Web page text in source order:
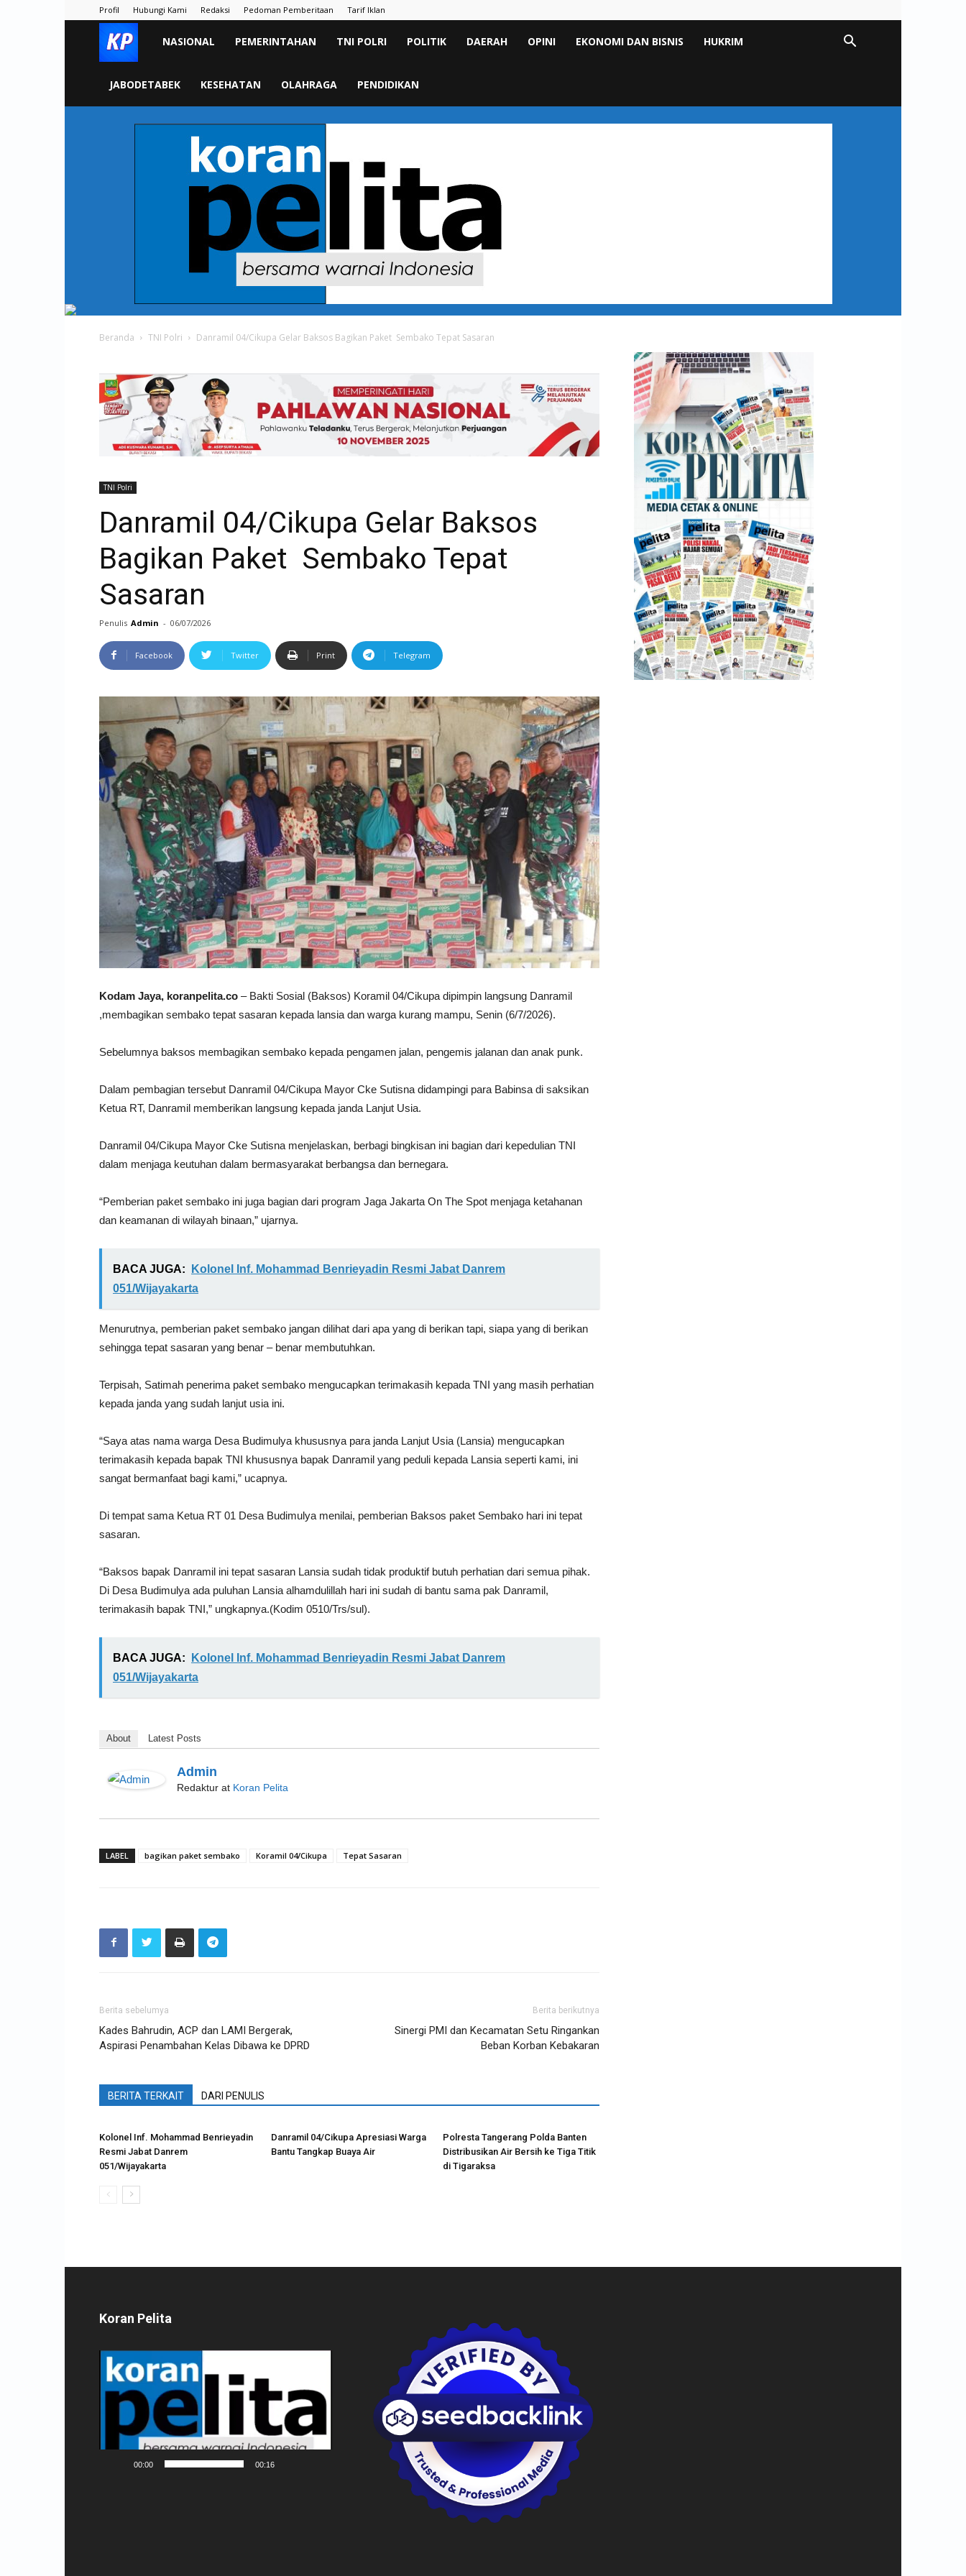
Profil Hubungi Kami Redaksi Pedoman Pemberitaan Tarif Iklan
KORAN
PELITA
NASIONAL PEMERINTAHAN TNI POLRI POLITIK DAERAH OPINI EKONOMI DAN BISNIS HUKRIM
JABODETABEK KESEHATAN OLAHRAGA PENDIDIKAN
Beranda TNI Polri Danramil 04/Cikupa Gelar Baksos Bagikan Paket Sembako Tepat Sasaran
TNI Polri
Danramil 04/Cikupa Gelar Baksos
Bagikan Paket Sembako Tepat
Sasaran
Penulis Admin - 06/07/2026
Facebook Twitter Print Telegram
Kodam Jaya, koranpelita.co – Bakti Sosial (Baksos) Koramil 04/Cikupa dipimpin langsung Danramil
,membagikan sembako tepat sasaran kepada lansia dan warga kurang mampu, Senin (6/7/2026).
Sebelumnya baksos membagikan sembako kepada pengamen jalan, pengemis jalanan dan anak punk.
Dalam pembagian tersebut Danramil 04/Cikupa Mayor Cke Sutisna didampingi para Babinsa di saksikan
Ketua RT, Danramil memberikan langsung kepada janda Lanjut Usia.
Danramil 04/Cikupa Mayor Cke Sutisna menjelaskan, berbagi bingkisan ini bagian dari kepedulian TNI
dalam menjaga keutuhan dalam bermasyarakat berbangsa dan bernegara.
“Pemberian paket sembako ini juga bagian dari program Jaga Jakarta On The Spot menjaga ketahanan
dan keamanan di wilayah binaan,” ujarnya.
BACA JUGA:
Kolonel Inf. Mohammad Benrieyadin Resmi Jabat Danrem
051/Wijayakarta
Menurutnya, pemberian paket sembako jangan dilihat dari apa yang di berikan tapi, siapa yang di berikan
sehingga tepat sasaran yang benar – benar membutuhkan.
Terpisah, Satimah penerima paket sembako mengucapkan terimakasih kepada TNI yang masih perhatian
kepada janda yang sudah lanjut usia ini.
“Saya atas nama warga Desa Budimulya khususnya para janda Lanjut Usia (Lansia) mengucapkan
terimakasih kepada bapak TNI khususnya bapak Danramil yang peduli kepada Lansia seperti kami, ini
sangat bermanfaat bagi kami,” ucapnya.
Di tempat sama Ketua RT 01 Desa Budimulya menilai, pemberian Baksos paket Sembako hari ini tepat
sasaran.
“Baksos bapak Danramil ini tepat sasaran Lansia sudah tidak produktif butuh perhatian dari semua pihak.
Di Desa Budimulya ada puluhan Lansia alhamdulillah hari ini sudah di bantu sama pak Danramil,
terimakasih bapak TNI,” ungkapnya.(Kodim 0510/Trs/sul).
BACA JUGA:
Kolonel Inf. Mohammad Benrieyadin Resmi Jabat Danrem
051/Wijayakarta
About Latest Posts
Admin
Redaktur at Koran Pelita
LABEL bagikan paket sembako Koramil 04/Cikupa Tepat Sasaran
Berita sebelumya
Kades Bahrudin, ACP dan LAMI Bergerak,
Aspirasi Penambahan Kelas Dibawa ke DPRD
Berita berikutnya
Sinergi PMI dan Kecamatan Setu Ringankan
Beban Korban Kebakaran
BERITA TERKAIT DARI PENULIS
Kolonel Inf. Mohammad Benrieyadin
Resmi Jabat Danrem
051/Wijayakarta
Danramil 04/Cikupa Apresiasi Warga
Bantu Tangkap Buaya Air
Polresta Tangerang Polda Banten
Distribusikan Air Bersih ke Tiga Titik
di Tigaraksa
Koran Pelita
Pemutar
Video
00:00 00:16